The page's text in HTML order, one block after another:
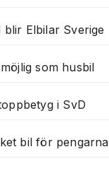
blir Elbilar Sverige
som husbil
i SvD
bil för pengarna